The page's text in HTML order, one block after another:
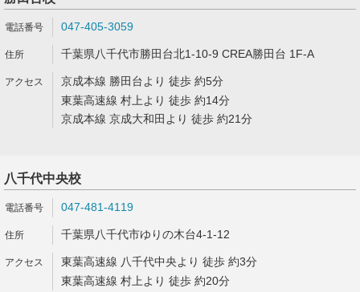
047-405-3059
千葉県八千代市勝田台北1-10-9 CREA勝田台 1F-A
京成本線 勝田台より 徒歩 約5分
東葉高速線 村上より 徒歩 約14分
京成本線 京成大和田より 徒歩 約21分
八千代中央校
047-481-4119
千葉県八千代市ゆりの木台4-1-12
東葉高速線 八千代中央より 徒歩 約3分
東葉高速線 村上より 徒歩 約20分